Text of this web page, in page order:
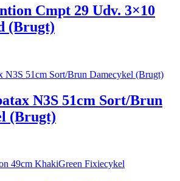
Cmpt 29 Udv. 3×10
(Brugt)
N3S 51cm Sort/Brun
(Brugt)